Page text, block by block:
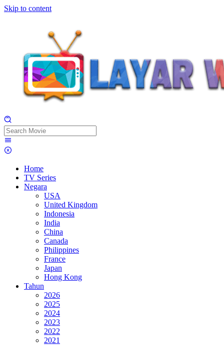
Skip to content
Home
TV Series
Negara
USA
United Kingdom
Indonesia
India
China
Canada
Philippines
France
Japan
Hong Kong
Tahun
2026
2025
2024
2023
2022
2021